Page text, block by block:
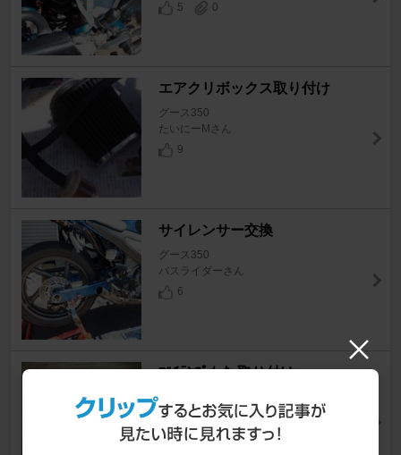
5
0
エアクリボックス取り付け
グース350
たいにーMさん
9
サイレンサー交換
グース350
バスライダーさん
6
ﾏﾙﾁﾃﾝﾌﾟﾒｰﾀｰ取り付け
グース350
バスライダーさん
8